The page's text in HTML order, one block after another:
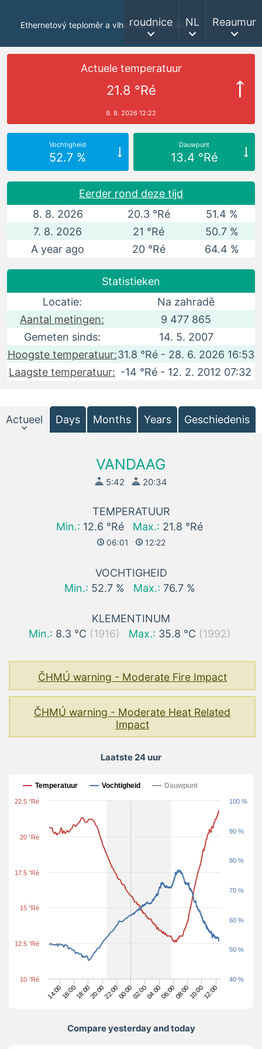
Ethernetový teploměr a vlhkoměr u Ševčíků
roudnice NL Reaumur
Actuele temperatuur
21.8 °Ré
9. 8. 2026 12:22
Vochtigheid
52.7 %
Dauwpunt
13.4 °Ré
Eerder rond deze tijd
8. 8. 2026
20.3 °Ré
51.4 %
7. 8. 2026
21 °Ré
50.7 %
A year ago
20 °Ré 64.4 %
Statistieken
Locatie:
Na zahradě
Aantal metingen:
9 477 865
Gemeten sinds:
14. 5. 2007
Hoogste temperatuur:31.8 °Ré - 28. 6. 2026 16:53
Laagste temperatuur: -14 °Ré - 12. 2. 2012 07:32
Actueel Days Months Years Geschiedenis
VANDAAG
5:42 20:34
TEMPERATUUR
Min.: 12.6 °Ré Max.: 21.8 °Ré
06:01 12:22
VOCHTIGHEID
Min.: 52.7 % Max.: 76.7 %
KLEMENTINUM
Min.: 8.3 °C (1916) Max.: 35.8 °C (1992)
ČHMÚ warning - Moderate Fire Impact
ČHMÚ warning - Moderate Heat Related
Impact
Laatste 24 uur
Laatste 24 uur
Temperatuur Vochtigheid Dauwpunt
14:0016:0018:0020:0022:0000:0002:0004:0006:0008:0010:0012:00
10 °Ré
12.5 °Ré
15 °Ré
17.5 °Ré
20 °Ré
22.5 °Ré
40 %
50 %
60 %
70 %
80 %
90 %
100 %
Compare yesterday and today